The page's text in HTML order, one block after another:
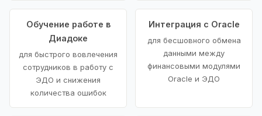
Обучение работе в
Диадоке
для быстрого вовлечения
сотрудников в работу с
ЭДО и снижения
количества ошибок
Интеграция с Oracle
для бесшовного обмена
данными между
финансовыми модулями
Oracle и ЭДО